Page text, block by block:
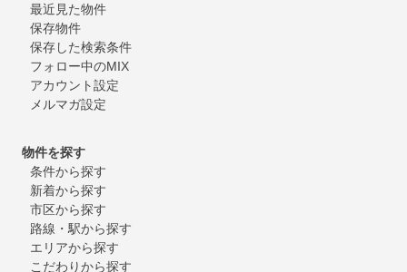
最近見た物件
保存物件
保存した検索条件
フォロー中のMIX
アカウント設定
メルマガ設定
物件を探す
条件から探す
新着から探す
市区から探す
路線・駅から探す
エリアから探す
こだわりから探す